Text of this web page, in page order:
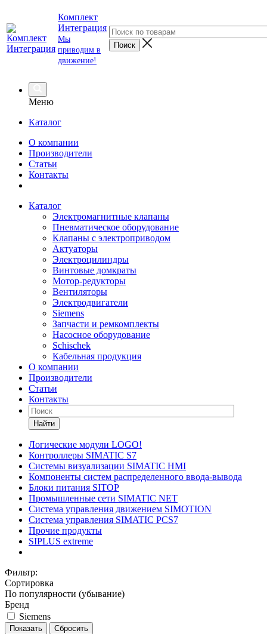
Комплект
Интеграция
Мы
приводим в
движение!
Меню
Каталог
О компании
Производители
Статьи
Контакты
Каталог
Электромагнитные клапаны
Пневматическое оборудование
Клапаны с электроприводом
Актуаторы
Электроцилиндры
Винтовые домкраты
Мотор-редукторы
Вентиляторы
Электродвигатели
Siemens
Запчасти и ремкомплекты
Насосное оборудование
Schischek
Кабельная продукция
О компании
Производители
Статьи
Контакты
Найти
Логические модули LOGO!
Контроллеры SIMATIC S7
Системы визуализации SIMATIC HMI
Компоненты систем распределенного ввода-вывода
Блоки питания SITOP
Промышленные сети SIMATIC NET
Система управления движением SIMOTION
Система управления SIMATIC PCS7
Прочие продукты
SIPLUS extreme
Фильтр:
Сортировка
По популярности (убывание)
Бренд
Siemens
Показать Сбросить